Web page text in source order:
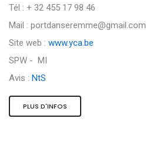
Tél : + 32 455 17 98 46
Mail : portdanseremme@gmail.com
Site web : www.yca.be
SPW - MI
Avis : NtS
PLUS D'INFOS